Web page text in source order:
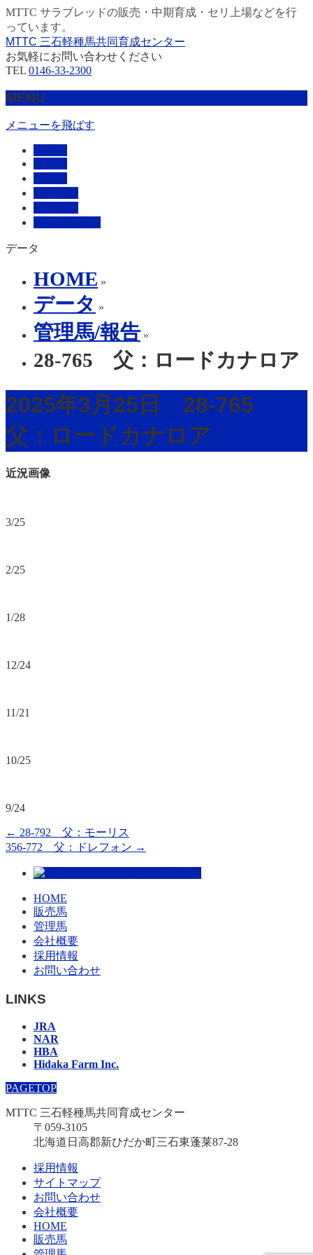
MTTC サラブレッドの販売・中期育成・セリ上場などを行
っています。
MTTC 三石軽種馬共同育成センター
お気軽にお問い合わせください
TEL 0146-33-2300
MENU
メニューを飛ばす
データ
HOME »
データ »
管理馬/報告 »
28-765 父：ロードカナロア
2025年3月25日 28-765
父：ロードカナロア
近況画像
3/25
2/25
1/28
12/24
11/21
10/25
9/24
← 28-792 父：モーリス
356-772 父：ドレフォン →
HOME
販売馬
管理馬
会社概要
採用情報
お問い合わせ
LINKS
JRA
NAR
HBA
Hidaka Farm Inc.
PAGETOP
MTTC 三石軽種馬共同育成センター
〒059-3105
北海道日高郡新ひだか町三石東蓬莱87-28
採用情報
サイトマップ
お問い合わせ
会社概要
HOME
販売馬